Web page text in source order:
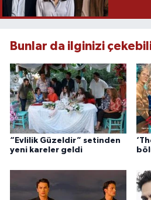
Bunlar da ilginizi
“Evlilik Güzeldir” setinden
yeni kareler geldi